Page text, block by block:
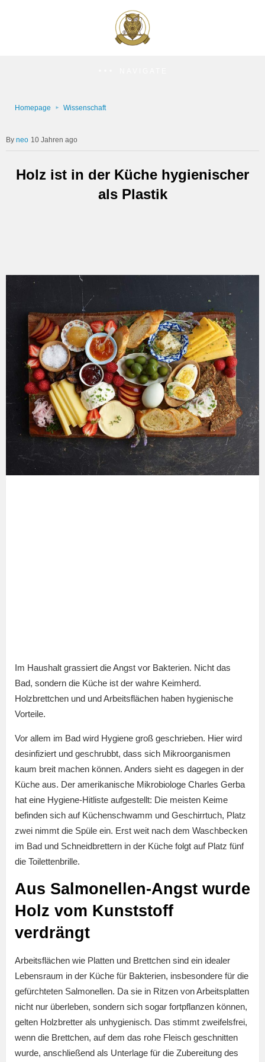
Homepage Wissenschaft
neo 10 Jahren ago
Holz ist in der Küche hygienischer
als Plastik
Im Haushalt grassiert die Angst vor Bakterien. Nicht das
Bad, sondern die Küche ist der wahre Keimherd.
Holzbrettchen und und Arbeitsflächen haben hygienische
Vorteile.
Vor allem im Bad wird Hygiene groß geschrieben. Hier wird
desinfiziert und geschrubbt, dass sich Mikroorganismen
kaum breit machen können. Anders sieht es dagegen in der
Küche aus. Der amerikanische Mikrobiologe Charles Gerba
hat eine Hygiene-Hitliste aufgestellt: Die meisten Keime
befinden sich auf Küchenschwamm und Geschirrtuch, Platz
zwei nimmt die Spüle ein. Erst weit nach dem Waschbecken
im Bad und Schneidbrettern in der Küche folgt auf Platz fünf
die Toilettenbrille.
Aus Salmonellen-Angst wurde
Holz vom Kunststoff
verdrängt
Arbeitsflächen wie Platten und Brettchen sind ein idealer
Lebensraum in der Küche für Bakterien, insbesondere für die
gefürchteten Salmonellen. Da sie in Ritzen von Arbeitsplatten
nicht nur überleben, sondern sich sogar fortpflanzen können,
gelten Holzbretter als unhygienisch. Das stimmt zweifelsfrei,
wenn die Brettchen, auf dem das rohe Fleisch geschnitten
wurde, anschließend als Unterlage für die Zubereitung des